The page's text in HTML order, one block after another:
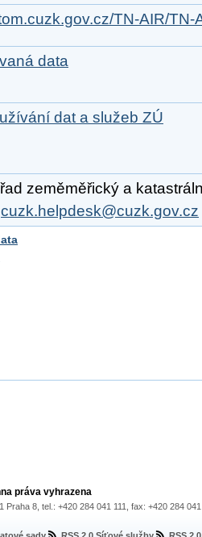
TN-AIR/TN-
data
dat a služeb ZÚ
zeměměřický a
cuzk.helpdesk@cuzk.gov.cz
práva vyhrazena
Praha 8, tel.: +420 284 041 111, fax: +420 284